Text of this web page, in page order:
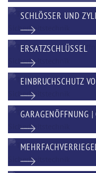
SCHLÖSSER UND
ERSATZSCHLÜSSEL
EINBRUCHSCHUTZ
GARAGENÖFFNUNG